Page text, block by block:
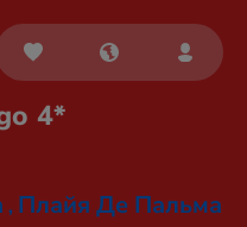
4*
, Плайя Де Пальма